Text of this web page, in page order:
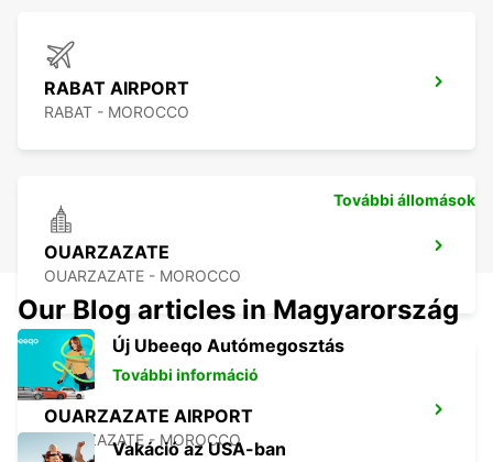
RABAT AIRPORT
RABAT - MOROCCO
OUARZAZATE
OUARZAZATE - MOROCCO
OUARZAZATE AIRPORT
OUARZAZATE - MOROCCO
További állomások
Our Blog articles in Magyarország
Új Ubeeqo Autómegosztás
További információ
Vakáció az USA-ban